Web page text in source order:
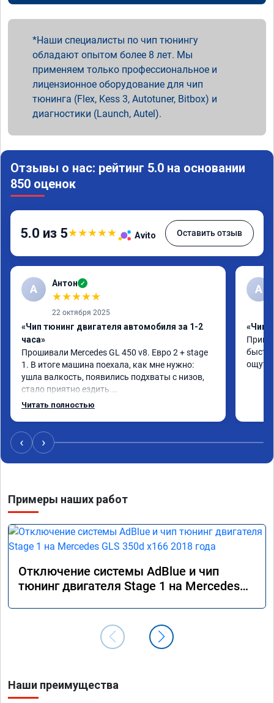
Наши специалисты по чип тюнингу
обладают опытом более 8 лет. Мы
применяем только профессиональное и
лицензионное оборудование для чип
тюнинга (Flex, Kess 3, Autotuner, Bitbox) и
диагностики (Launch, Autel).
Отзывы о нас: рейтинг 5.0 на основании
850 оценок
5.0 из 5★★★★★ Avito Оставить отзыв
А Антон ✓
★★★★★
22 октября 2025
«Чип тюнинг двигателя автомобиля за 1-2
часа»
Прошивали Mercedes GL 450 v8. Евро 2 + stage
1. В итоге машина поехала, как мне нужно:
ушла валкость, появились подхваты с низов,
стало приятно ездить.
Одни из лучших трат, в авто! 🔥
Читать полностью
A
«Чип
‹ ›
Примеры наших работ
Отключение системы AdBlue и чип
тюнинг двигателя Stage 1 на Mercedes
Наши преимущества